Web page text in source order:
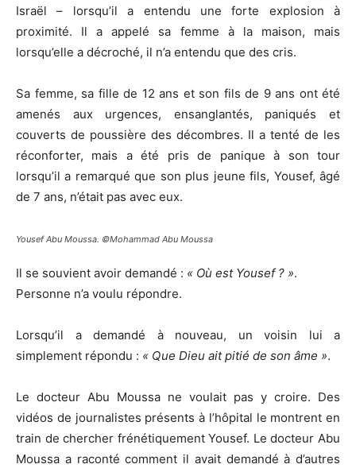
Israël – lorsqu’il a entendu une forte explosion à
proximité. Il a appelé sa femme à la maison, mais
lorsqu’elle a décroché, il n’a entendu que des cris.
Sa femme, sa fille de 12 ans et son fils de 9 ans ont été
amenés aux urgences, ensanglantés, paniqués et
couverts de poussière des décombres. Il a tenté de les
réconforter, mais a été pris de panique à son tour
lorsqu’il a remarqué que son plus jeune fils, Yousef, âgé
de 7 ans, n’était pas avec eux.
Yousef Abu Moussa. ©Mohammad Abu Moussa
Il se souvient avoir demandé : « Où est Yousef ? ».
Personne n’a voulu répondre.
Lorsqu’il a demandé à nouveau, un voisin lui a
simplement répondu : « Que Dieu ait pitié de son âme ».
Le docteur Abu Moussa ne voulait pas y croire. Des
vidéos de journalistes présents à l’hôpital le montrent en
train de chercher frénétiquement Yousef. Le docteur Abu
Moussa a raconté comment il avait demandé à d’autres